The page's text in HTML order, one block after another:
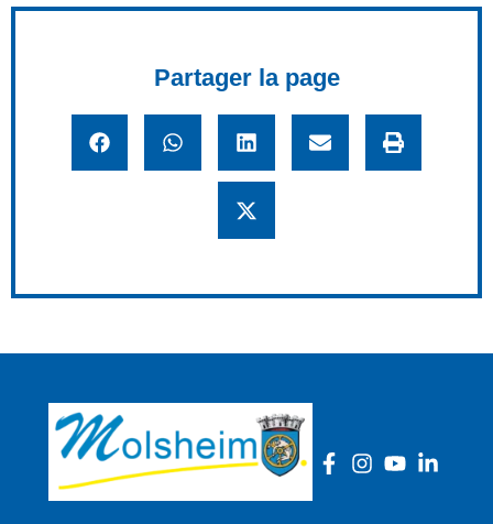
Partager la page